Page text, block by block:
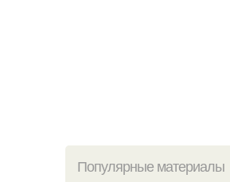
Популярные материалы